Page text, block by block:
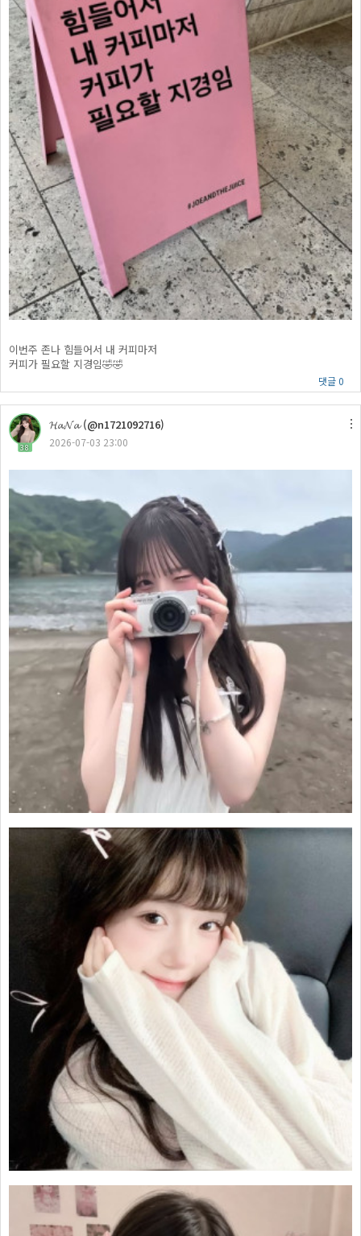
이번주 존나 힘들어서 내 커피마저
커피가 필요할 지경임🤣🤣
댓글 0
38
𝓗𝓪𝓝𝓪 (@n1721092716)
2026-07-03 23:00